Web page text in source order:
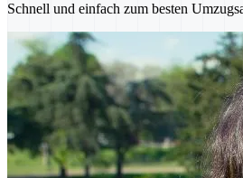
Schnell und einfach zum besten